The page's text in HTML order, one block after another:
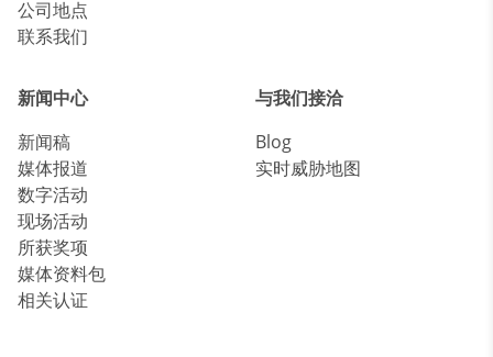
公司地点
联系我们
新闻中心
新闻稿
媒体报道
数字活动
现场活动
所获奖项
媒体资料包
相关认证
与我们接洽
Blog
实时威胁地图